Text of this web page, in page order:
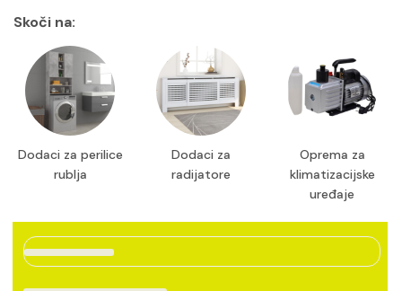
Skoči na:
Dodaci za perilice
rublja
Dodaci za
radijatore
Oprema za
klimatizacijske
uređaje